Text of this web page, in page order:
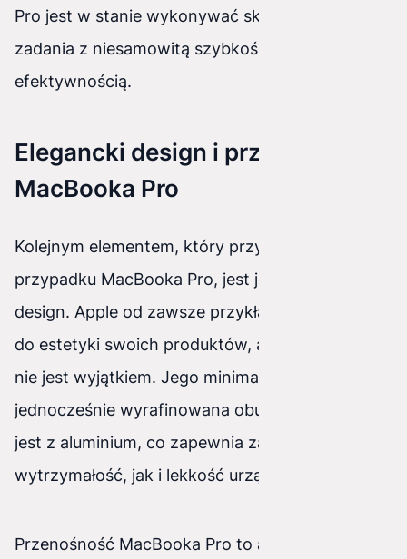
Pro jest w stanie wykonywać skomplikowane
zadania z niesamowitą szybkością i
efektywnością.
Elegancki design i przenośność
MacBooka Pro
Kolejnym elementem, który przyciąga uwagę w
przypadku MacBooka Pro, jest jego elegancki
design. Apple od zawsze przykładało dużą wagę
do estetyki swoich produktów, a MacBook Pro
nie jest wyjątkiem. Jego minimalistyczna, ale
jednocześnie wyrafinowana obudowa wykonana
jest z aluminium, co zapewnia zarówno
wytrzymałość, jak i lekkość urządzenia.
Przenośność MacBooka Pro to atut, który